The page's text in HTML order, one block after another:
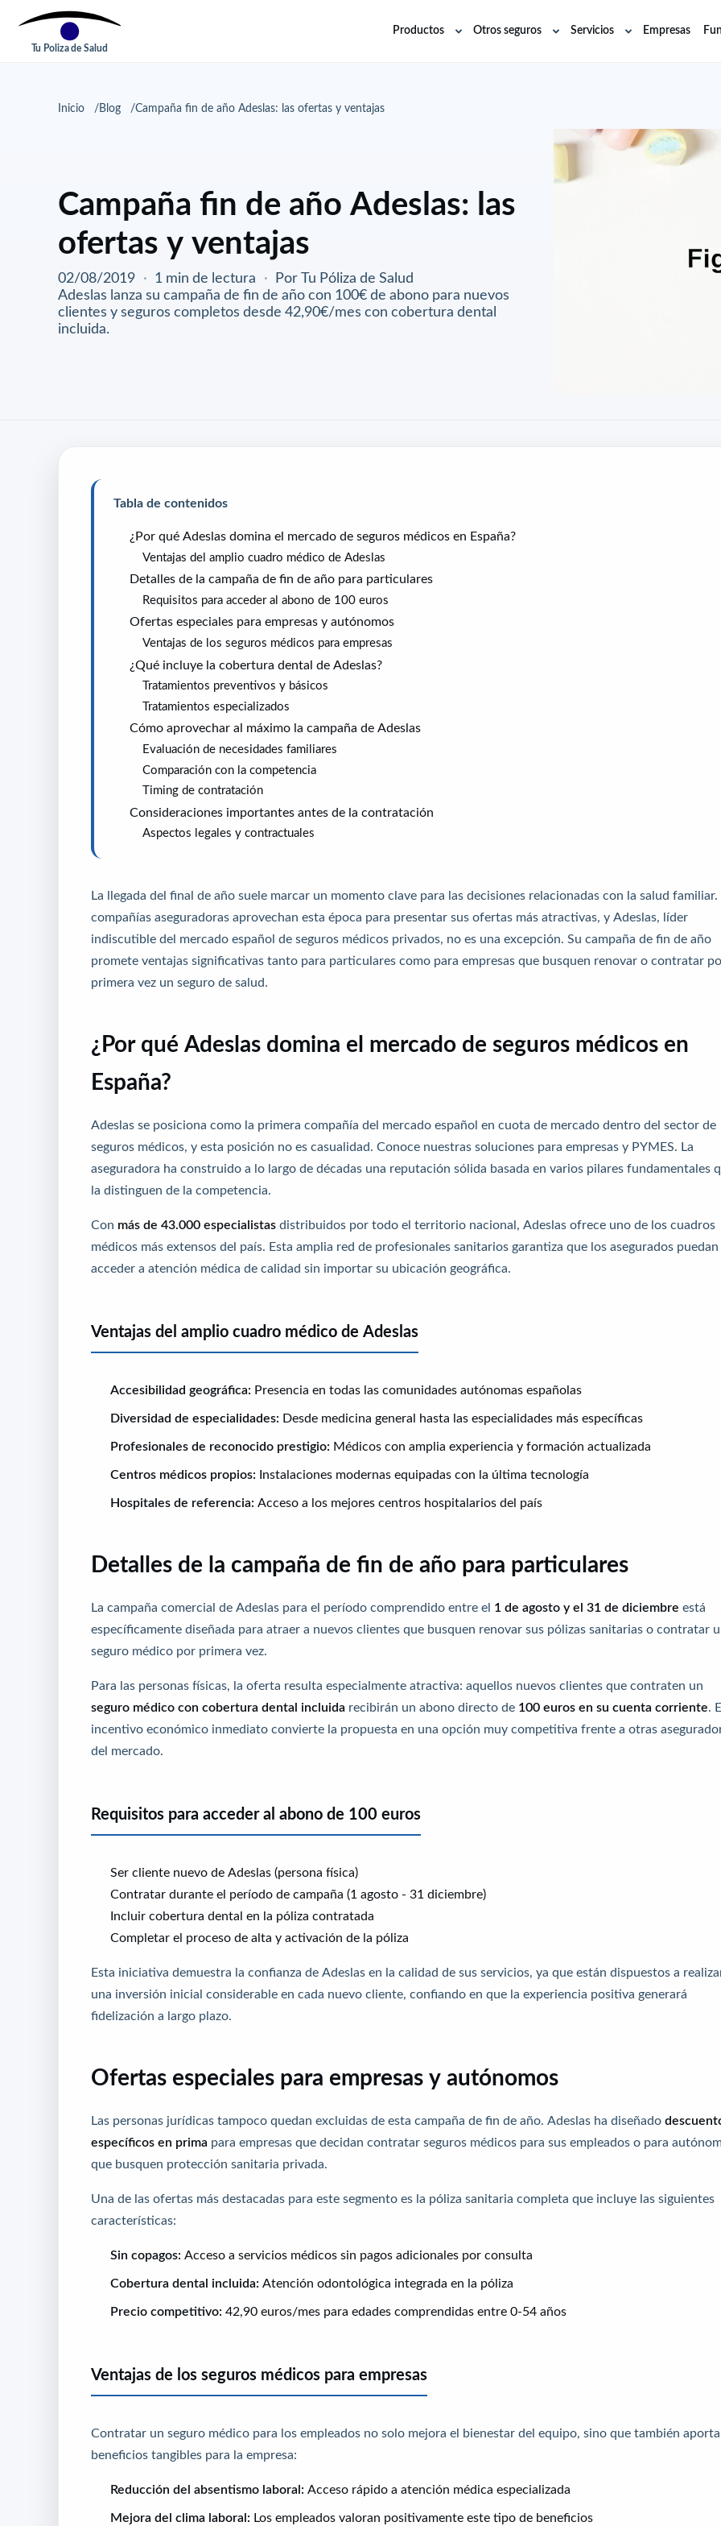
Tu Poliza de Salud
Productos
AbrirOtros seguros
AbrirServicios
AbrirEmpresas
Inicio Blog Campaña fin de año Adeslas: las ofertas y ventajas
Campaña fin de año Adeslas: las
ofertas y ventajas
02/08/2019 · 1 min de lectura ·
Por Tu Póliza de Salud
Adeslas lanza su campaña de fin de año con 100€ de abono para nuevos
clientes y seguros completos desde 42,90€/mes con cobertura dental
incluida.
Tabla de contenidos
¿Por qué Adeslas domina el mercado de seguros médicos en España?
Ventajas del amplio cuadro médico de Adeslas
Detalles de la campaña de fin de año para particulares
Requisitos para acceder al abono de 100 euros
Ofertas especiales para empresas y autónomos
Ventajas de los seguros médicos para empresas
¿Qué incluye la cobertura dental de Adeslas?
Tratamientos preventivos y básicos
Tratamientos especializados
Cómo aprovechar al máximo la campaña de Adeslas
Evaluación de necesidades familiares
Comparación con la competencia
Timing de contratación
Consideraciones importantes antes de la contratación
Aspectos legales y contractuales
La llegada del final de año suele marcar un momento clave para las decisiones relacionadas con la salud familiar.
compañías aseguradoras aprovechan esta época para presentar sus ofertas más atractivas, y Adeslas , líder
indiscutible del mercado español de seguros médicos privados, no es una excepción. Su campaña de fin de año
promete ventajas significativas tanto para particulares como para empresas que busquen renovar o contratar
primera vez un seguro de salud.
¿Por qué Adeslas domina el mercado de seguros médicos en
España?
Adeslas se posiciona como la primera compañía del mercado español en cuota de mercado dentro del sector de
seguros médicos, y esta posición no es casualidad. Conoce nuestras soluciones para empresas y PYMES . La
aseguradora ha construido a lo largo de décadas una reputación sólida basada en varios pilares fundamentales
la distinguen de la competencia.
Con más de 43.000 especialistas distribuidos por todo el territorio nacional, Adeslas ofrece uno de los cuadros
médicos más extensos del país. Esta amplia red de profesionales sanitarios garantiza que los asegurados puedan
acceder a atención médica de calidad sin importar su ubicación geográfica.
Ventajas del amplio cuadro médico de Adeslas
Accesibilidad geográfica: Presencia en todas las comunidades autónomas españolas
Diversidad de especialidades: Desde medicina general hasta las especialidades más específicas
Profesionales de reconocido prestigio: Médicos con amplia experiencia y formación actualizada
Centros médicos propios: Instalaciones modernas equipadas con la última tecnología
Hospitales de referencia: Acceso a los mejores centros hospitalarios del país
Detalles de la campaña de fin de año para particulares
La campaña comercial de Adeslas para el período comprendido entre el 1 de agosto y el 31 de diciembre está
específicamente diseñada para atraer a nuevos clientes que busquen renovar sus pólizas sanitarias o contratar
seguro médico por primera vez.
Para las personas físicas, la oferta resulta especialmente atractiva: aquellos nuevos clientes que contraten un
seguro médico con cobertura dental incluida recibirán un abono directo de 100 euros en su cuenta corriente .
incentivo económico inmediato convierte la propuesta en una opción muy competitiva frente a otras
del mercado.
Requisitos para acceder al abono de 100 euros
Ser cliente nuevo de Adeslas (persona física)
Contratar durante el período de campaña (1 agosto - 31 diciembre)
Incluir cobertura dental en la póliza contratada
Completar el proceso de alta y activación de la póliza
Esta iniciativa demuestra la confianza de Adeslas en la calidad de sus servicios, ya que están dispuestos a
una inversión inicial considerable en cada nuevo cliente, confiando en que la experiencia positiva generará
fidelización a largo plazo.
Ofertas especiales para empresas y autónomos
Las personas jurídicas tampoco quedan excluidas de esta campaña de fin de año. Adeslas ha diseñado
específicos en prima para empresas que decidan contratar seguros médicos para sus empleados o para
que busquen protección sanitaria privada.
Una de las ofertas más destacadas para este segmento es la póliza sanitaria completa que incluye las siguientes
características:
Sin copagos: Acceso a servicios médicos sin pagos adicionales por consulta
Cobertura dental incluida: Atención odontológica integrada en la póliza
Precio competitivo: 42,90 euros/mes para edades comprendidas entre 0-54 años
Ventajas de los seguros médicos para empresas
Contratar un seguro médico para los empleados no solo mejora el bienestar del equipo, sino que también aporta
beneficios tangibles para la empresa:
Reducción del absentismo laboral: Acceso rápido a atención médica especializada
Mejora del clima laboral: Los empleados valoran positivamente este tipo de beneficios